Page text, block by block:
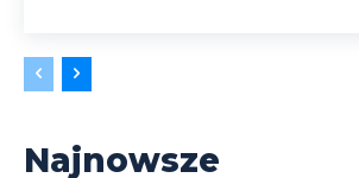
Najnowsze